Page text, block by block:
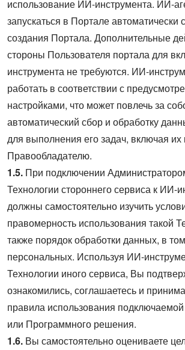
использование ИИ-инструмента. ИИ-
запускаться в Портале автоматически
создания Портала. Дополнительные
стороны Пользователя портала для
инструмента не требуются. ИИ-
работать в соответствии с
настройками, что может повлечь за
автоматический сбор и обработку
для выполнения его задач, включая их
Правообладателю.
1.5. При подключении
Технологии стороннего сервиса к ИИ-
должны самостоятельно изучить
правомерность использования такой
также порядок обработки данных, в
персональных. Используя ИИ-
Технологии иного сервиса, Вы
ознакомились, соглашаетесь и
правила использования
или Программного решения.
1.6. Вы самостоятельно оцениваете